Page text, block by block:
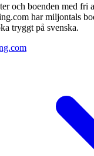
och boenden med fri
har miljontals
tryggt på svenska.